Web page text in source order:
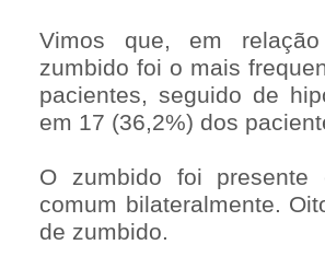
Vimos que, em
zumbido foi o mais
pacientes, seguido de
em 17 (36,2%) dos
O zumbido foi
comum bilateralmente.
de zumbido.